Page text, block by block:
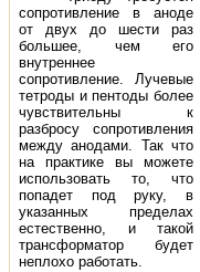
сопротивление в аноде
от двух до шести раз
большее, чем его
внутреннее
сопротивление. Лучевые
тетроды и пентоды более
чувствительны к
разбросу сопротивления
между анодами. Так что
на практике вы можете
использовать то, что
попадет под руку, в
указанных пределах
естественно, и такой
трансформатор будет
неплохо работать.